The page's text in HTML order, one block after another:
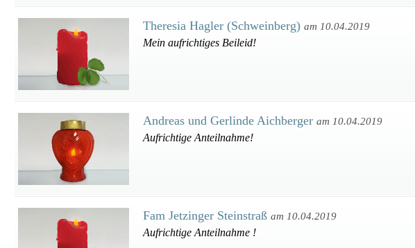
Theresia Hagler (Schweinberg) am 10.04.2019
Mein aufrichtiges Beileid!
Andreas und Gerlinde Aichberger am 10.04.2019
Aufrichtige Anteilnahme!
Fam Jetzinger Steinstraß am 10.04.2019
Aufrichtige Anteilnahme !